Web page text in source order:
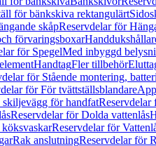
för bänkskiva rektangulärt
skåpReservdelar för
förvaringsboxar
för SpegelMed inbyggd
HandtagFler tillbehör
för Stående montering,
för För tvättställsblandare
skiljevägg för handfatReservdelar
Reservdelar för Dolda vattenlås
Reservdelar för
Rak anslutningReservdelar för